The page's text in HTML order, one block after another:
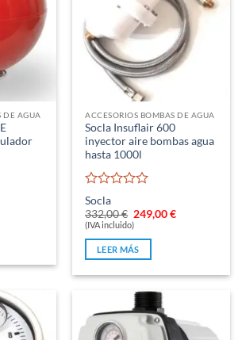
DE AGUA ACCESORIOS BOMBAS DE AGUA
Socla Insuflair 600
inyector aire bombas agua
hasta 1000l
Valorado
con
0
Socla
332,00€ El
precio
era:
332,00 €.
249,00€El
(IVA incluido)
LEER MÁS